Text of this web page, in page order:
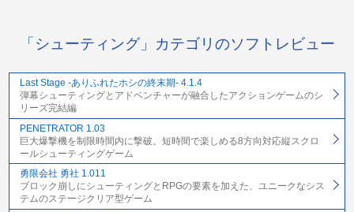
「シューティング」カテゴリのソフトレビュー
Last Stage -ありふれたホシの終末期- 4.1.4
弾幕シューティングとアドベンチャーが融合したアクションゲームのシ
リーズ完結編
PENETRATOR 1.03
巨大爆撃機を制限時間内に撃破。短時間で楽しめる8方向対応縦スクロ
ールシューティングゲーム
勇限会社 勇社 1.011
ブロック崩しにシューティングとRPGの要素を加えた、ユニークなシス
テムのステージクリア型ゲーム